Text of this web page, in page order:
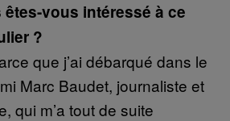
vous intéressé à ce
?
que j’ai débarqué dans le
Marc Baudet, journaliste et
qui m’a tout de suite